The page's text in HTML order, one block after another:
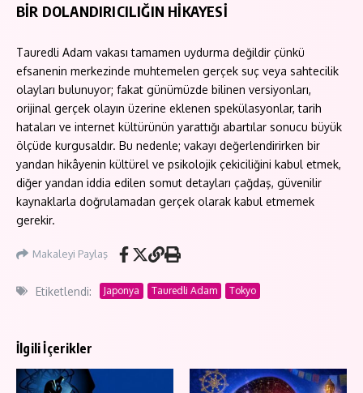
BİR DOLANDIRICILIĞIN HİKAYESİ
Tauredli Adam vakası tamamen uydurma değildir çünkü
efsanenin merkezinde muhtemelen gerçek suç veya sahtecilik
olayları bulunuyor; fakat günümüzde bilinen versiyonları,
orijinal gerçek olayın üzerine eklenen spekülasyonlar, tarih
hataları ve internet kültürünün yarattığı abartılar sonucu büyük
ölçüde kurgusaldır. Bu nedenle; vakayı değerlendirirken bir
yandan hikâyenin kültürel ve psikolojik çekiciliğini kabul etmek,
diğer yandan iddia edilen somut detayları çağdaş, güvenilir
kaynaklarla doğrulamadan gerçek olarak kabul etmemek
gerekir.
Makaleyi Paylaş
Etiketlendi: Japonya Tauredli Adam Tokyo
İlgili İçerikler